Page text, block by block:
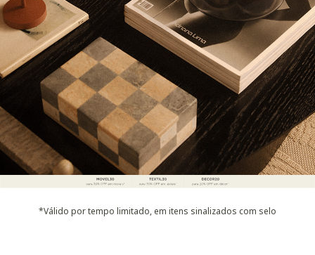
*Válido por tempo limitado, em itens sinalizados com selo